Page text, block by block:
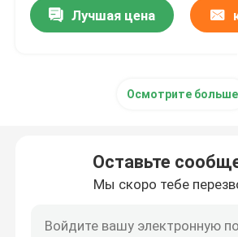
Лучшая цена
Осмотрите больше
Оставьте
Мы скоро тебе